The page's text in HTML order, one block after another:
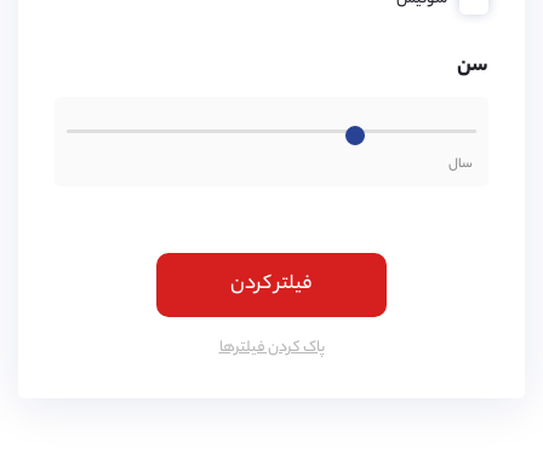
سن
فیلتر کردن
پاک کردن فیلتر‌ها